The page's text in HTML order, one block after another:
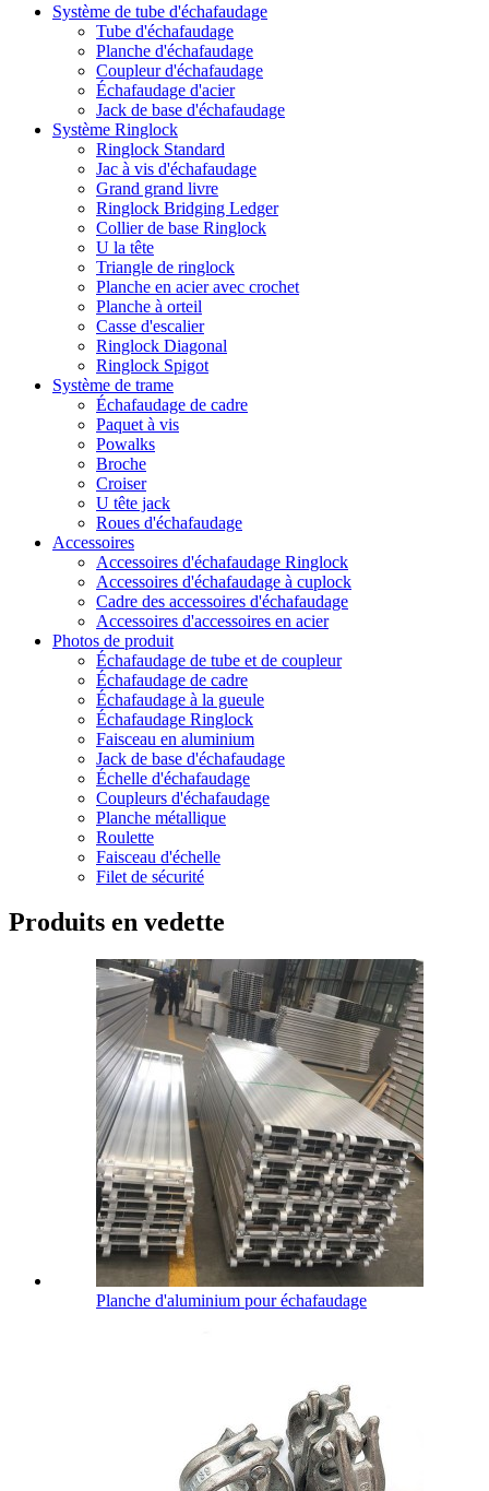
Système de tube d'échafaudage
Tube d'échafaudage
Planche d'échafaudage
Coupleur d'échafaudage
Échafaudage d'acier
Jack de base d'échafaudage
Système Ringlock
Ringlock Standard
Jac à vis d'échafaudage
Grand grand livre
Ringlock Bridging Ledger
Collier de base Ringlock
U la tête
Triangle de ringlock
Planche en acier avec crochet
Planche à orteil
Casse d'escalier
Ringlock Diagonal
Ringlock Spigot
Système de trame
Échafaudage de cadre
Paquet à vis
Powalks
Broche
Croiser
U tête jack
Roues d'échafaudage
Accessoires
Accessoires d'échafaudage Ringlock
Accessoires d'échafaudage à cuplock
Cadre des accessoires d'échafaudage
Accessoires d'accessoires en acier
Photos de produit
Échafaudage de tube et de coupleur
Échafaudage de cadre
Échafaudage à la gueule
Échafaudage Ringlock
Faisceau en aluminium
Jack de base d'échafaudage
Échelle d'échafaudage
Coupleurs d'échafaudage
Planche métallique
Roulette
Faisceau d'échelle
Filet de sécurité
Produits en vedette
Planche d'aluminium pour échafaudage